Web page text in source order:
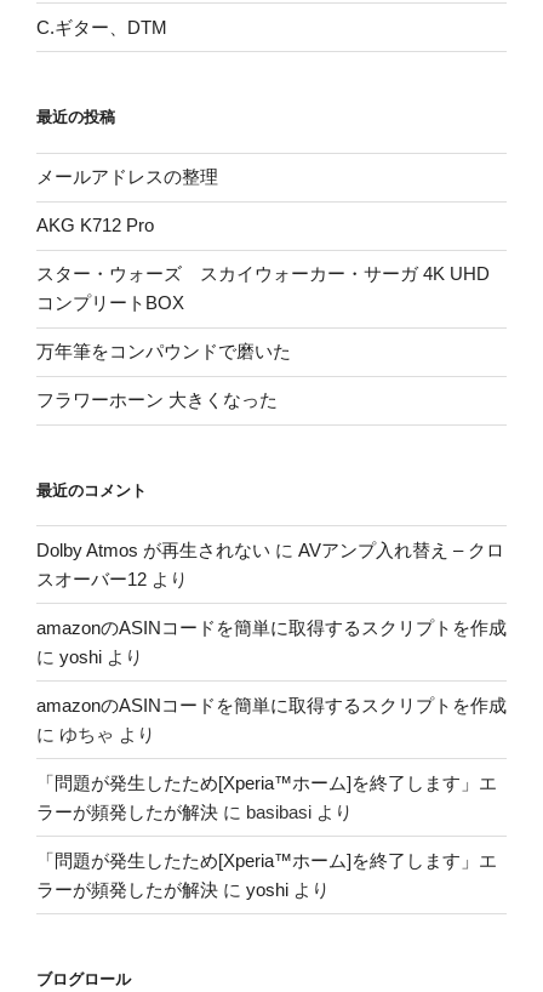
C.ギター、DTM
最近の投稿
メールアドレスの整理
AKG K712 Pro
スター・ウォーズ スカイウォーカー・サーガ 4K UHD
コンプリートBOX
万年筆をコンパウンドで磨いた
フラワーホーン 大きくなった
最近のコメント
Dolby Atmos が再生されない に AVアンプ入れ替え – クロ
スオーバー12 より
amazonのASINコードを簡単に取得するスクリプトを作成
に yoshi より
amazonのASINコードを簡単に取得するスクリプトを作成
に ゆちゃ より
「問題が発生したため[Xperia™ホーム]を終了します」エ
ラーが頻発したが解決 に basibasi より
「問題が発生したため[Xperia™ホーム]を終了します」エ
ラーが頻発したが解決 に yoshi より
ブログロール